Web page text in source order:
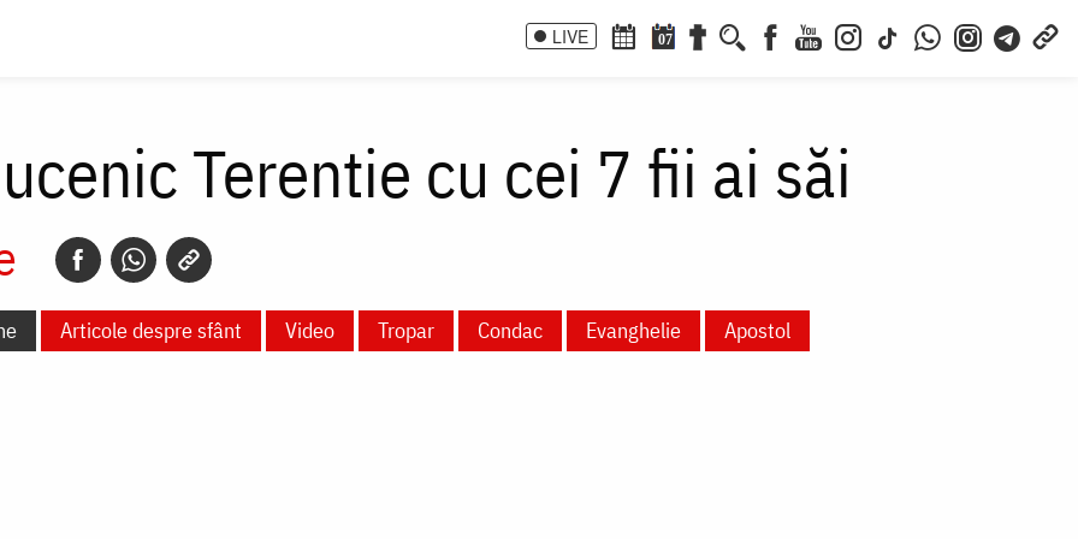
LIVE 07
Terentie cu cei 7 fii ai săi
Articole despre sfânt Video Tropar Condac Evanghelie Apostol